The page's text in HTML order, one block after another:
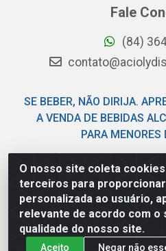
O nosso site coleta
terceiros para
personalizada ao usuário,
relevante de acordo com o
qualidade do nosso site.
Aceito Negar não
Fale
(84)
SE BEBER, NÃO DIRIJA.
A VENDA DE BEBIDAS
PARA MENORES
Acioly Distribuidora - Av
Exposições - Parnamirim/
06.029.901/